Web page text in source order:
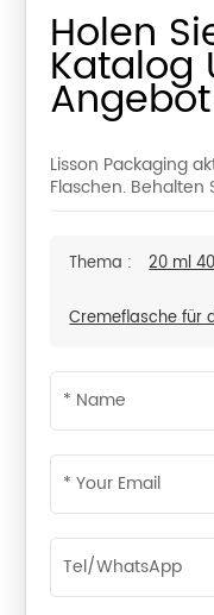
Holen
Katalog
Angebot
Lisson Packaging
Flaschen. Behalten
Thema : 20 ml
Cremeflasche für